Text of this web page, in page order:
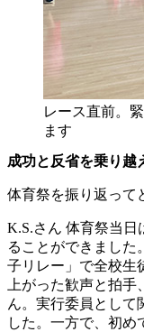
レース直前。
ます
成功と反省を乗り越
体育祭を振り返って
K.S.さん 体育祭当日
ることができました
子リレー」で全校生
上がった歓声と拍
ん。実行委員として
した。一方で、初め